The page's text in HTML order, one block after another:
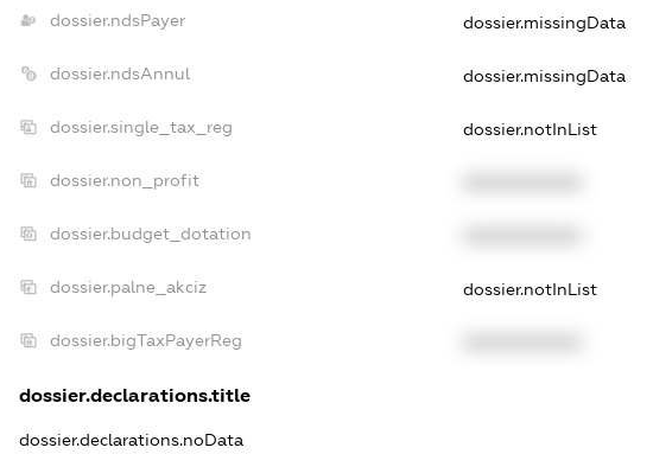
dossier.ndsPayer dossier.missingData
dossier.ndsAnnul dossier.missingData
dossier.single_tax_reg dossier.notInList
dossier.non_profit
dossier.budget_dotation
dossier.palne_akciz dossier.notInList
dossier.bigTaxPayerReg
dossier.declarations.title
dossier.declarations.noData